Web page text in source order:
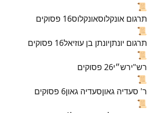
📜
תרגום אונקלוסאונקלוס16 פסוקים
📜
תרגום יונתןיונתן בן עוזיאל16 פסוקים
📜
רש"ירש״י26 פסוקים
📜
ר' סעדיה גאוןסעדיה גאון6 פסוקים
📜